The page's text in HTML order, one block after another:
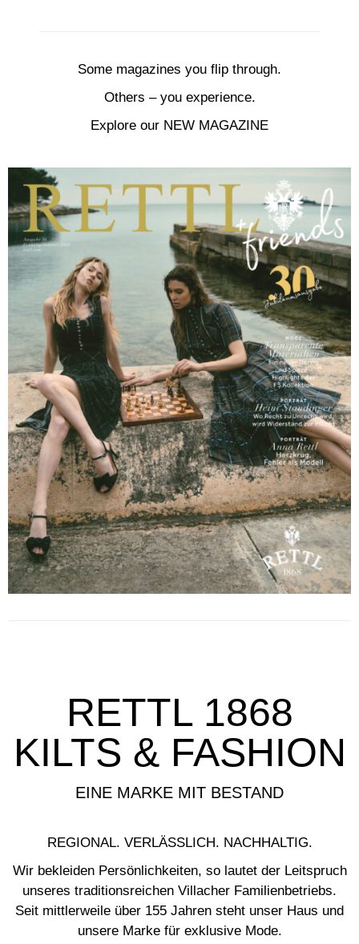
Some magazines you flip through.
Others – you experience.
Explore our NEW MAGAZINE
RETTL 1868
KILTS & FASHION
EINE MARKE MIT BESTAND
REGIONAL. VERLÄSSLICH. NACHHALTIG.
Wir bekleiden Persönlichkeiten, so lautet der Leitspruch
unseres traditionsreichen Villacher Familienbetriebs.
Seit mittlerweile über 155 Jahren steht unser Haus und
unsere Marke für exklusive Mode.